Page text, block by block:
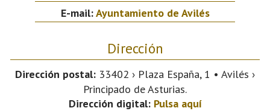
E-mail:Ayuntamiento de Avilés
Dirección
Dirección postal: 33402 › Plaza España, 1 • Avilés ›
Principado de Asturias.
Dirección digital: Pulsa aquí